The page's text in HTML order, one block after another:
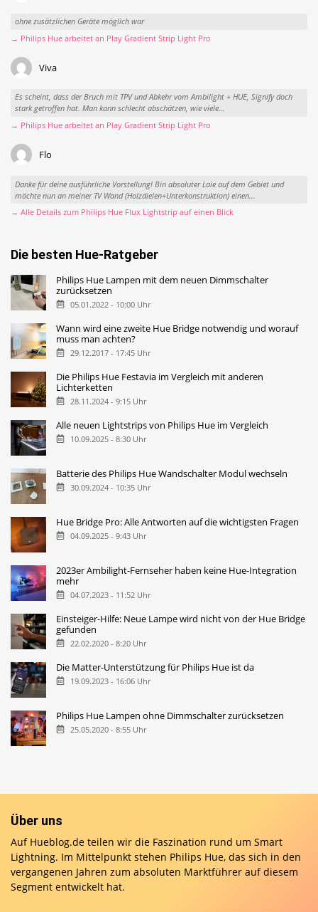
ohne zusätzlichen Geräte möglich war
→ Philips Hue arbeitet an Play Gradient Strip Light Pro
Viva
Es scheint, dass der Bruch mit TPV und Abkehr vom Ambilight + HUE, Signify doch
stark getroffen hat. Man kann schlecht abschätzen, wie viele...
→ Philips Hue arbeitet an Play Gradient Strip Light Pro
Flo
Danke für deine ausführliche Vorstellung! Bin absoluter Laie auf dem Gebiet und
möchte nun an meiner TV Wand (Holzdielen+Unterkonstruktion) einen...
→ Alle Details zum Philips Hue Flux Lightstrip auf einen Blick
Die besten Hue-Ratgeber
Philips Hue Lampen mit dem neuen Dimmschalter
zurücksetzen
05.01.2022 - 10:00 Uhr
Wann wird eine zweite Hue Bridge notwendig und worauf
muss man achten?
29.12.2017 - 17:45 Uhr
Die Philips Hue Festavia im Vergleich mit anderen
Lichterketten
28.11.2024 - 9:15 Uhr
Alle neuen Lightstrips von Philips Hue im Vergleich
10.09.2025 - 8:30 Uhr
Batterie des Philips Hue Wandschalter Modul wechseln
30.09.2024 - 10:35 Uhr
Hue Bridge Pro: Alle Antworten auf die wichtigsten Fragen
04.09.2025 - 9:43 Uhr
2023er Ambilight-Fernseher haben keine Hue-Integration
mehr
04.07.2023 - 11:52 Uhr
Einsteiger-Hilfe: Neue Lampe wird nicht von der Hue Bridge
gefunden
22.02.2020 - 8:20 Uhr
Die Matter-Unterstützung für Philips Hue ist da
19.09.2023 - 16:06 Uhr
Philips Hue Lampen ohne Dimmschalter zurücksetzen
25.05.2020 - 8:55 Uhr
Über uns
Auf Hueblog.de teilen wir die Faszination rund um Smart
Lightning. Im Mittelpunkt stehen Philips Hue, das sich in den
vergangenen Jahren zum absoluten Marktführer auf diesem
Segment entwickelt hat.